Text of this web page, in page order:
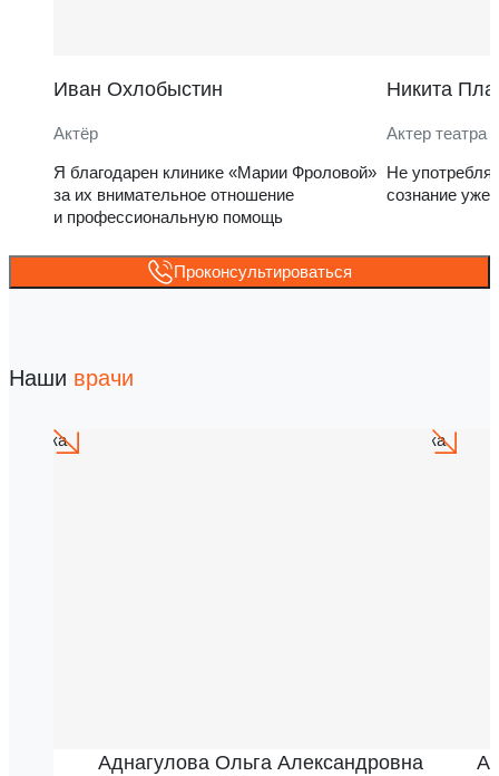
Иван Охлобыстин
Актёр
Я благодарен клинике «Марии Фроловой»
за их внимательное отношение
и профессиональную помощь
Никита
Актер театра
Не
сознание уже
Проконсультироваться
Наши врачи
Аднагулова Ольга Александровна